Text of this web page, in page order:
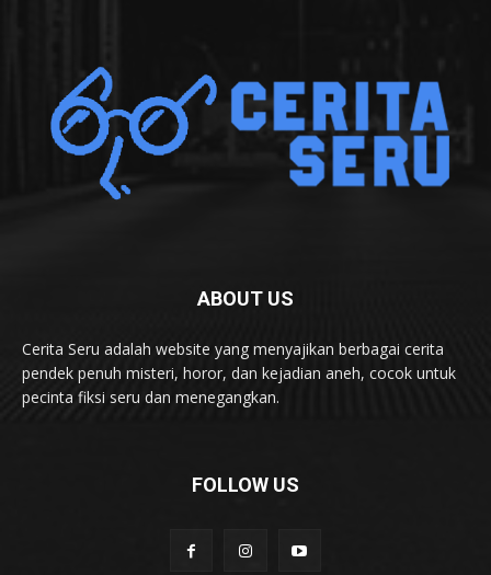
ABOUT US
Cerita Seru adalah website yang menyajikan berbagai cerita
pendek penuh misteri, horor, dan kejadian aneh, cocok untuk
pecinta fiksi seru dan menegangkan.
FOLLOW US